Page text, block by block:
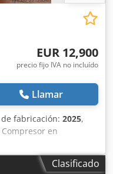
EUR 12,900
precio fijo IVA no incluído
Llamar
de fabricación: 2025,
Compresor en
de demostración), con
oficiales.
Dodpfx Ahjzdf Iyeqock
Clasificado